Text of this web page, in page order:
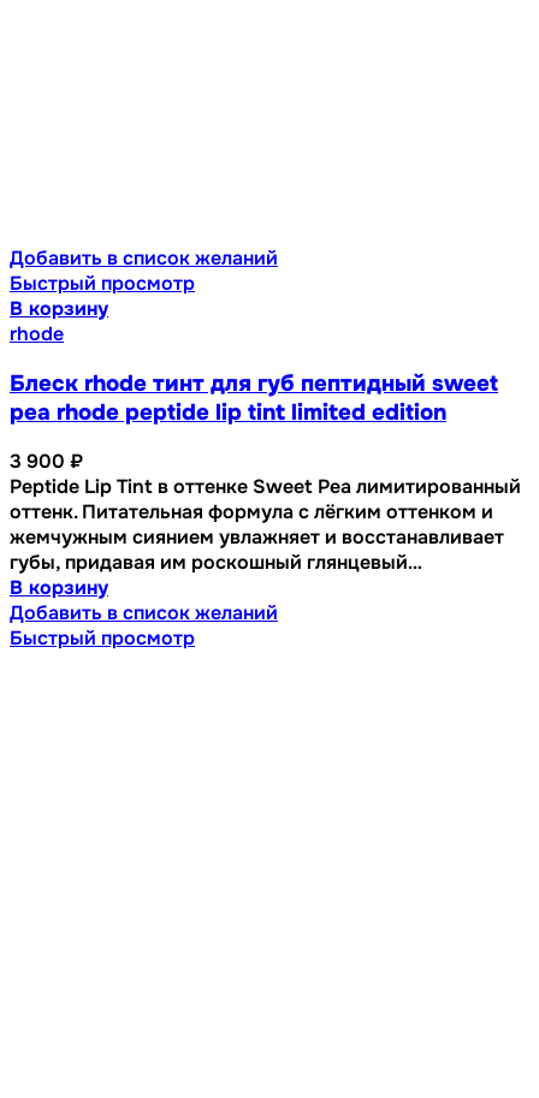
Добавить в список желаний
Быстрый просмотр
В корзину
rhode
Блеск rhode тинт для губ пептидный sweet
pea rhode peptide lip tint limited edition
3 900 ₽
Peptide Lip Tint в оттенке Sweet Pea лимитированный
оттенк. Питательная формула с лёгким оттенком и
жемчужным сиянием увлажняет и восстанавливает
губы, придавая им роскошный глянцевый…
В корзину
Добавить в список желаний
Быстрый просмотр